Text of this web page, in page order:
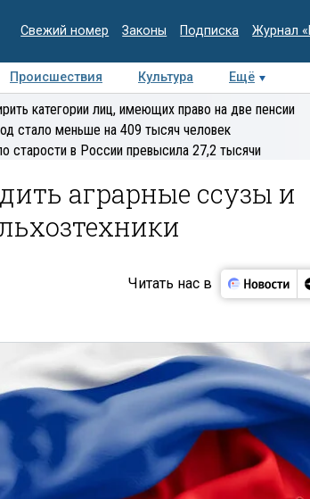
Свежий номер Законы Подписка Журнал
Происшествия Культура Ещё
Интервью Колумнисты
категории лиц, имеющих право на две пенсии
стало меньше на 409 тысяч человек
старости в России превысила 27,2 тысячи
аграрные ссузы и
Читать нас в